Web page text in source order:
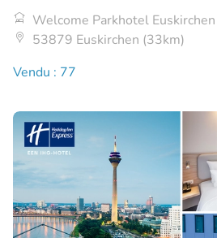
Welcome Parkhotel Euskirchen
53879 Euskirchen (33km)
Vendu : 77